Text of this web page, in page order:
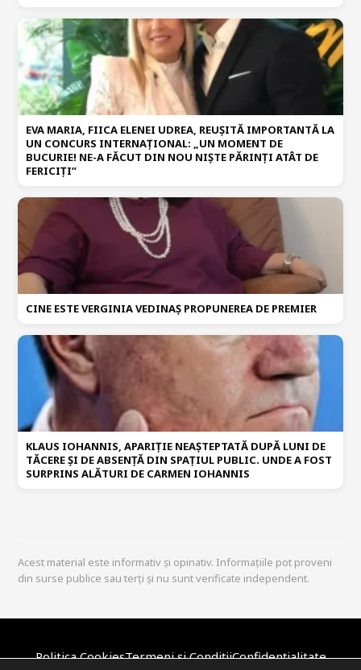
EVA MARIA, FIICA ELENEI UDREA, REUȘITĂ IMPORTANTĂ LA
UN CONCURS INTERNAȚIONAL: „UN MOMENT DE
BUCURIE! NE-A FĂCUT DIN NOU NIȘTE PĂRINȚI ATÂT DE
FERICIȚI”
CINE ESTE VERGINIA VEDINAȘ PROPUNEREA DE PREMIER
KLAUS IOHANNIS, APARIȚIE NEAȘTEPTATĂ DUPĂ LUNI DE
TĂCERE ȘI DE ABSENȚĂ DIN SPAȚIUL PUBLIC. UNDE A FOST
SURPRINS ALĂTURI DE CARMEN IOHANNIS
Acest material este informativ și opinativ. Informațiile pot proveni
din surse publice sau terți și nu sunt verificate independent.
Politica CookiesTermeni și CondițiiConfidențialitate